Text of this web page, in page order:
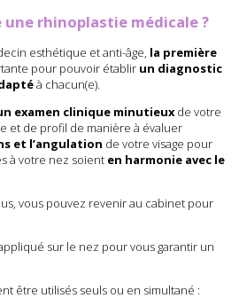
rhinoplastie médicale ?
esthétique et anti-âge, la première
pour pouvoir établir un diagnostic
à chacun(e).
examen clinique minutieuxde votre
et de profil de manière à évaluer
et l’angulation de votre visage pour
à votre nez soient en harmonie avec le
vous pouvez revenir au cabinet pour
sur le nez pour vous garantir un
être utilisés seuls ou en simultané :